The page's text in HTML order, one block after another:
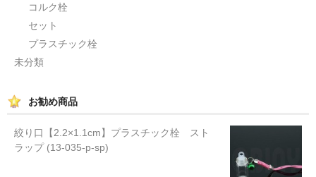
コルク栓
セット
プラスチック栓
未分類
お勧め商品
絞り口【2.2×1.1cm】プラスチック栓 スト
ラップ (13-035-p-sp)